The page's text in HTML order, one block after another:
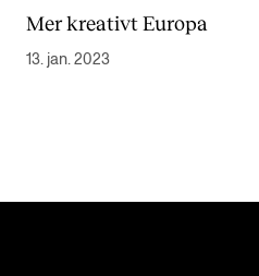
Mer kreativt Europa
13. jan. 2023